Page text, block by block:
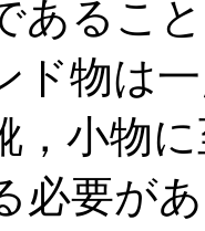
あるこ
物は
，小物
必要が